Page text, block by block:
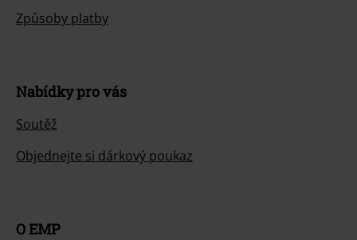
Způsoby platby
Nabídky pro vás
Soutěž
Objednejte si dárkový poukaz
O EMP